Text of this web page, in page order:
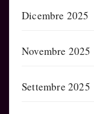
Dicembre 2025
Novembre 2025
Settembre 2025